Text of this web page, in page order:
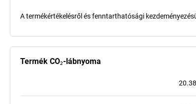
A termékértékelésről és fenntarthatósági
Termék CO₂-lábnyoma